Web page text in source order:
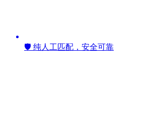
🛡️ 纯人工匹配，安全可靠